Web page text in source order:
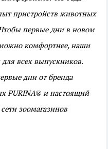
пристройств животных
первые дни в новом
комфортнее, наши
всех выпускников.
дни от бренда
PURINA® и настоящий
зоомагазинов